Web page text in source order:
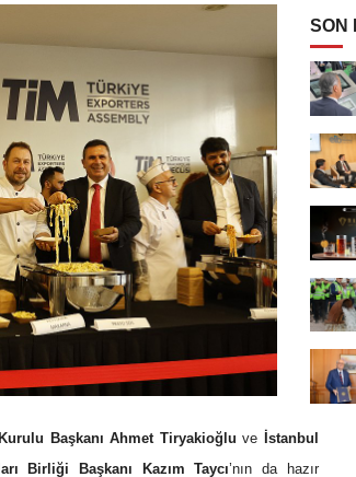
Başkanı Ahmet Tiryakioğlu ve
İstanbul
Birliği Başkanı
Kazım Taycı’nın da hazır
SON